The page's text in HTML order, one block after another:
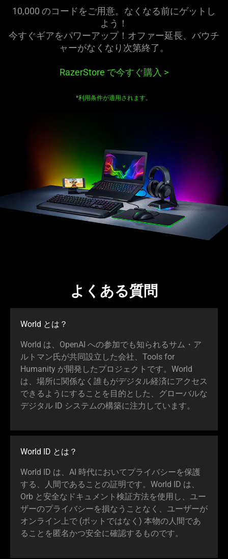
10,000 のコードをご用意。なくなる前にゲットし
よう ！
今すぐギアをパワーアップ！オファー延長、バウチ
ャーがなくなり次第終了。
RazerStore で今すぐ購入 >
*利用条件が適用されます。
よくある質問
World とは？
World は、OpenAI への参加でも知られるサム・ア
ルトマン氏が共同設立した会社、Tools for
Humanity が開発したプロジェクトです。World
は、場所に関係なく誰もがデジタル経済にアクセス
できるようにすることを目的とした、グローバルな
デジタル ID システムの構築に注力してい ます。
World ID とは ？
World ID は、AI 時代においてプライバシーを保護
する、人間であることの証明です。World ID は、
Orb と安全なドキュメント検証方法を使用し、ユー
ザーのプライバシーを損なうことなく、ユーザーが
オンライン上で (ボットではなく) 本物の人間であ
ることを匿名かつ安全に確認するものです。